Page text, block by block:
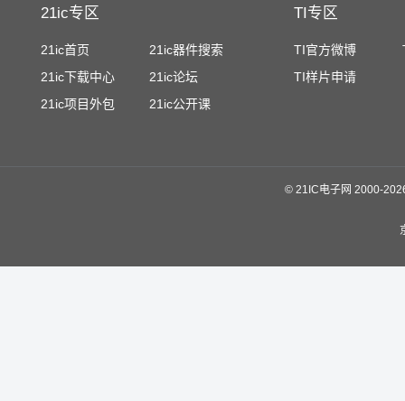
21ic专区
21ic首页
21ic器件搜索
21ic下载中心
21ic论坛
21ic项目外包
21ic公开课
TI专区
TI官方微博
TI样片申请
©21IC电子网 2000-